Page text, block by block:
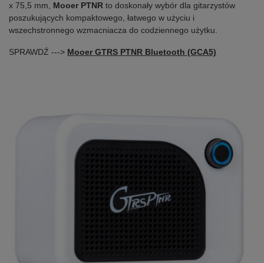
x 75,5 mm, Mooer PTNR to doskonały wybór dla gitarzystów
poszukujących kompaktowego, łatwego w użyciu i
wszechstronnego wzmacniacza do codziennego użytku.
SPRAWDŹ ---> Mooer GTRS PTNR Bluetooth (GCA5)